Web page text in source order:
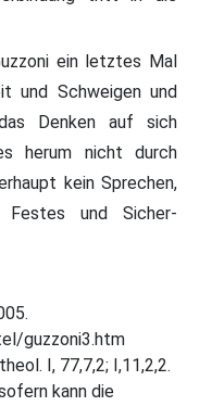
ein letztes Mal
und Schweigen und
Denken auf sich
herum nicht durch
kein Sprechen,
und Sicher-
guzzoni3.htm
I, 77,7,2; I,11,2,2.
kann die